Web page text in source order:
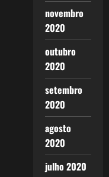
novembro
2020
outubro
2020
setembro
2020
agosto
2020
julho 2020